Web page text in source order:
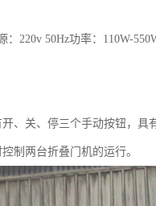
：220v 50Hz功率：110W-
关、停三个手动按钮，具有
两台折叠门机的运行。